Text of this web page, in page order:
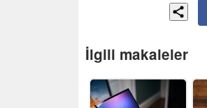
İlgili makaleler